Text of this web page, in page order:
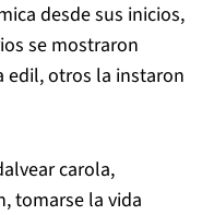
desde sus inicios,
se mostraron
edil, otros la instaron
carola,
tomarse la vida